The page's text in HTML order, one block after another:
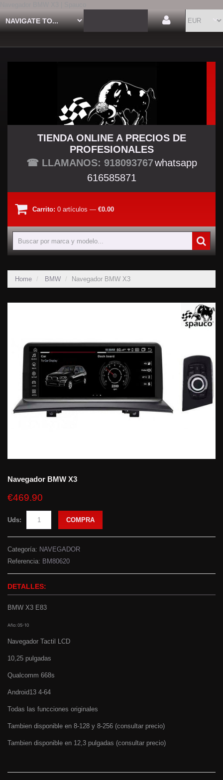
TU TIENDA TUNING
TIENDA ONLINE A PRECIOS DE
PROFESIONALES
☎ LLAMANOS: 918093767whatsapp
616585871
Carrito: 0 artículos — €0.00
Home BMW Navegador BMW X3
Navegador BMW X3
€469.90
Uds: COMPRA
Categoría: NAVEGADOR
Referencia: BM80620
DETALLES:
BMW X3 E83
Año: 05-10
Navegador Tactil LCD
10,25 pulgadas
Qualcomm 668s
Android13 4-64
Todas las funcciones originales
Tambien disponible en 8-128 y 8-256 (consultar precio)
Tambien disponible en 12,3 pulgadas (consultar precio)